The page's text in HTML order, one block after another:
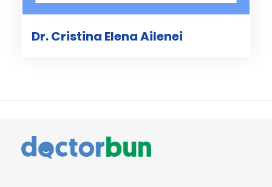
Dr. Cristina Elena Ailenei